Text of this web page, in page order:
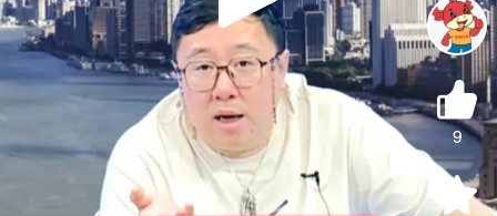
Play
Video
9